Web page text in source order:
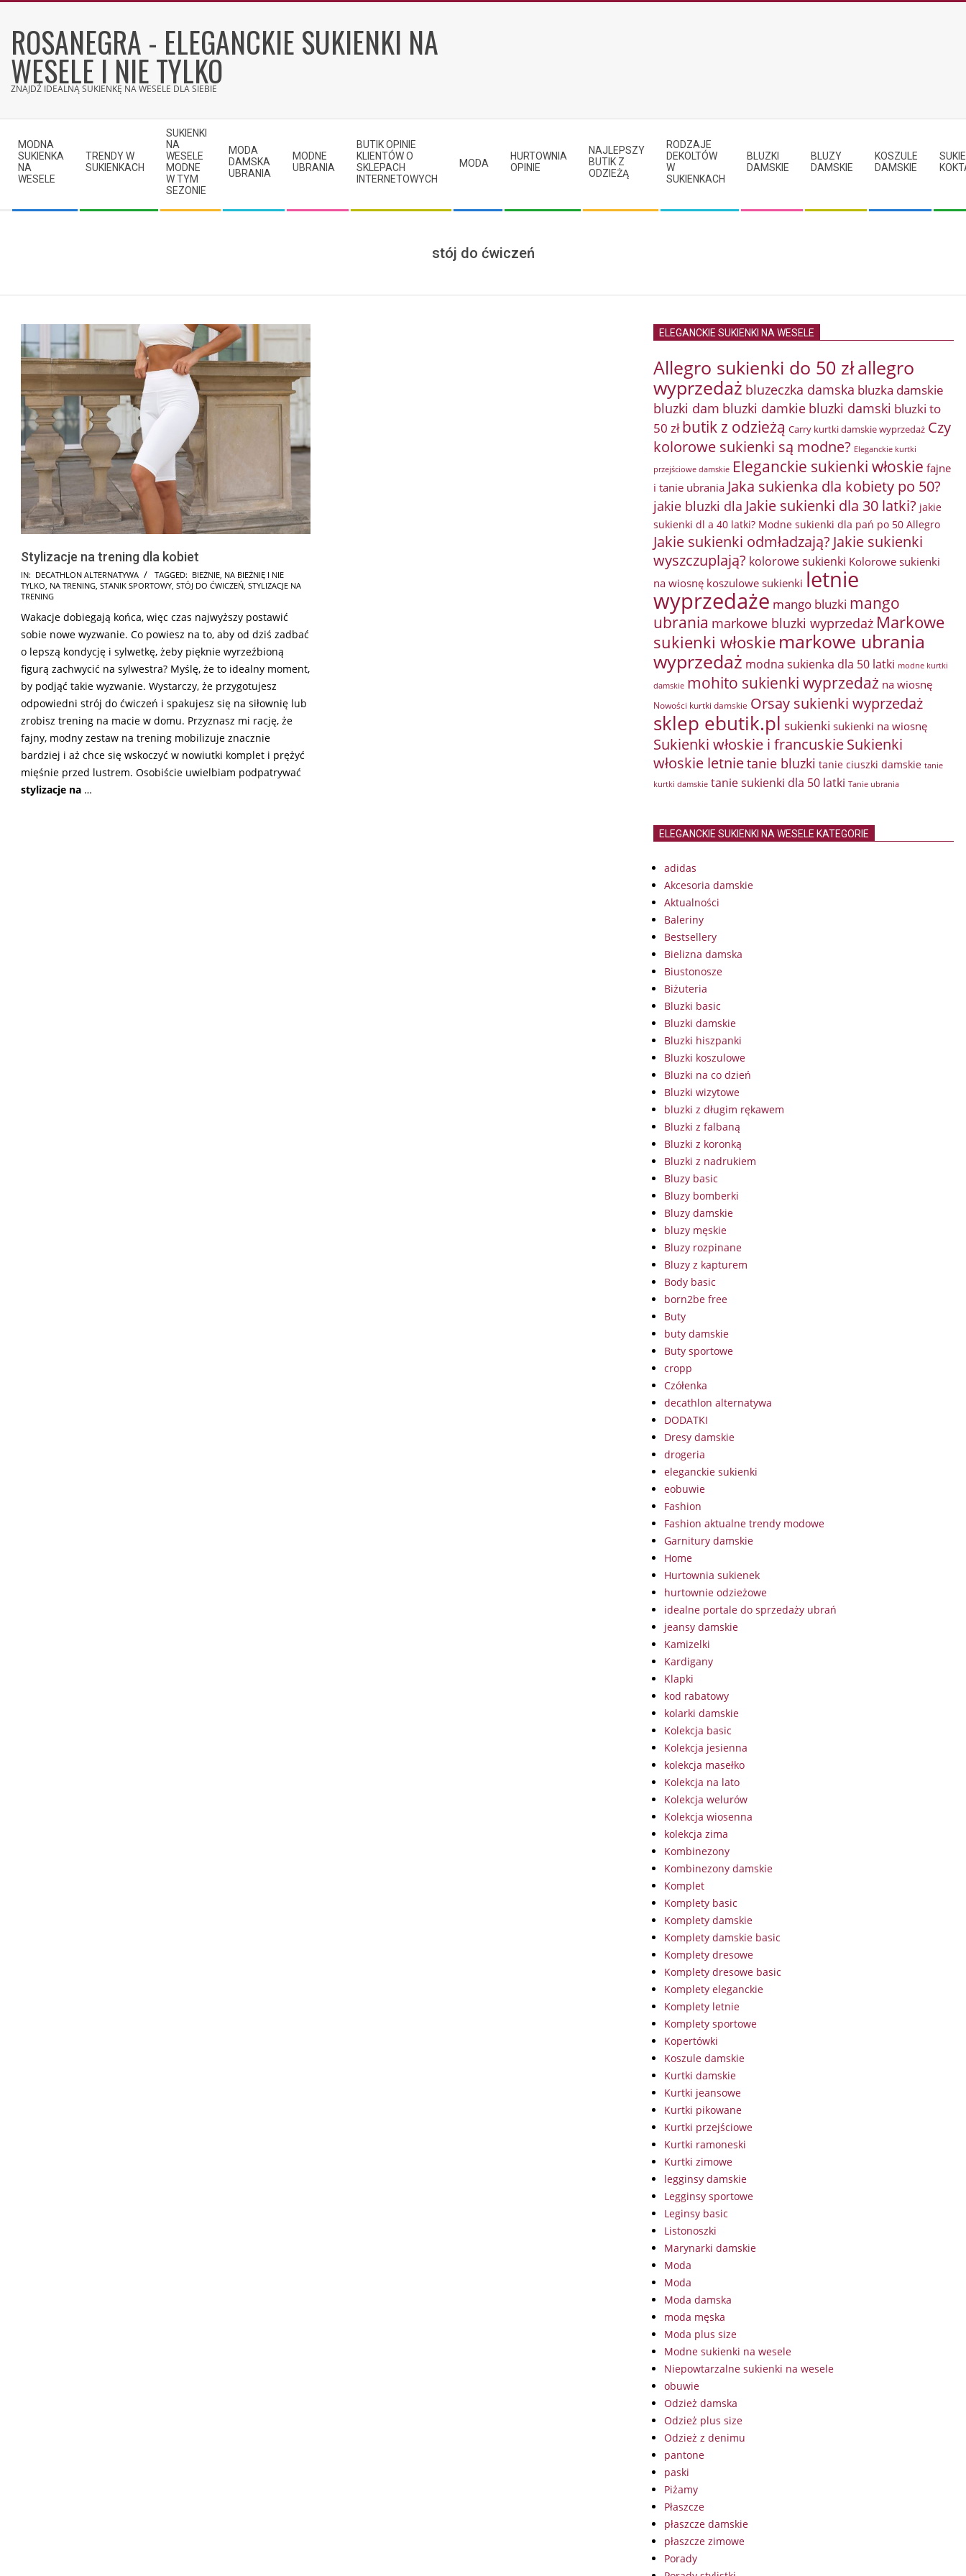
contentROSANEGRA - ELEGANCKIE SUKIENKI NA
WESELE I NIE TYLKO
ZNAJDŹ IDEALNĄ SUKIENKĘ NA WESELE DLA SIEBIE
Navigation
Menu
MODNA
SUKIENKA
NA
WESELE
TRENDY W
SUKIENKACH
SUKIENKI
NA
WESELE
MODNE
W TYM
SEZONIE
MODA
DAMSKA
UBRANIA
MODNE
UBRANIA
BUTIK OPINIE
KLIENTÓW O
SKLEPACH
INTERNETOWYCH
MODA
HURTOWNIA
OPINIE
NAJLEPSZY
BUTIK Z
ODZIEŻĄ
RODZAJE
DEKOLTÓW
W
SUKIENKACH
BLUZKI
DAMSKIE
BLUZY
DAMSKIE
KOSZULE
DAMSKIE
stój do ćwiczeń
Stylizacje na trening dla kobiet
2025-
12-
IN: DECATHLON ALTERNATYWA TAGGED: BIEŻNIE, NA BIEŻNIĘ I NIE
TYLKO, NA TRENING, STANIK SPORTOWY, STÓJ DO ĆWICZEŃ, STYLIZACJE NA
TRENING
Wakacje dobiegają końca, więc czas najwyższy postawić
sobie nowe wyzwanie. Co powiesz na to, aby od dziś zadbać
o lepszą kondycję i sylwetkę, żeby pięknie wyrzeźbioną
figurą zachwycić na sylwestra? Myślę, że to idealny moment,
by podjąć takie wyzwanie. Wystarczy, że przygotujesz
odpowiedni strój do ćwiczeń i spakujesz się na siłownię lub
zrobisz trening na macie w domu. Przyznasz mi rację, że
fajny, modny zestaw na trening mobilizuje znacznie
bardziej i aż chce się wskoczyć w nowiutki komplet i prężyć
mięśnie przed lustrem. Osobiście uwielbiam podpatrywać
stylizacje na …
ELEGANCKIE SUKIENKI NA WESELE
Allegro sukienki do 50 złallegro
wyprzedaż bluzeczka damska bluzka damskie
bluzki dam bluzki damkie bluzki damski bluzki to
50 zł butik z odzieżą Carry kurtki damskie wyprzedaż Czy
kolorowe sukienki są modne? Eleganckie kurtki
przejściowe damskie Eleganckie sukienki włoskie fajne
i tanie ubrania Jaka sukienka dla kobiety po 50?
jakie bluzki dla Jakie sukienki dla 30 latki? jakie
sukienki dl a 40 latki? Modne sukienki dla pań po 50 Allegro
Jakie sukienki odmładzają? Jakie sukienki
wyszczuplają? kolorowe sukienki Kolorowe sukienki
na wiosnę koszulowe sukienki letnie
wyprzedaże mango bluzki mango
ubrania markowe bluzki wyprzedaż Markowe
sukienki włoskie markowe ubrania
wyprzedaż modna sukienka dla 50 latki modne kurtki
damskie mohito sukienki wyprzedaż na wiosnę
Nowości kurtki damskie Orsay sukienki wyprzedaż
sklep ebutik.pl sukienki sukienki na wiosnę
Sukienki włoskie i francuskieSukienki
włoskie letnietanie bluzki tanie ciuszki damskie tanie
kurtki damskie tanie sukienki dla 50 latki Tanie ubrania
ELEGANCKIE SUKIENKI NA WESELE KATEGORIE
adidas
Akcesoria damskie
Aktualności
Baleriny
Bestsellery
Bielizna damska
Biustonosze
Biżuteria
Bluzki basic
Bluzki damskie
Bluzki hiszpanki
Bluzki koszulowe
Bluzki na co dzień
Bluzki wizytowe
bluzki z długim rękawem
Bluzki z falbaną
Bluzki z koronką
Bluzki z nadrukiem
Bluzy basic
Bluzy bomberki
Bluzy damskie
bluzy męskie
Bluzy rozpinane
Bluzy z kapturem
Body basic
born2be free
Buty
buty damskie
Buty sportowe
cropp
Czółenka
decathlon alternatywa
DODATKI
Dresy damskie
drogeria
eleganckie sukienki
eobuwie
Fashion
Fashion aktualne trendy modowe
Garnitury damskie
Home
Hurtownia sukienek
hurtownie odzieżowe
idealne portale do sprzedaży ubrań
jeansy damskie
Kamizelki
Kardigany
Klapki
kod rabatowy
kolarki damskie
Kolekcja basic
Kolekcja jesienna
kolekcja masełko
Kolekcja na lato
Kolekcja welurów
Kolekcja wiosenna
kolekcja zima
Kombinezony
Kombinezony damskie
Komplet
Komplety basic
Komplety damskie
Komplety damskie basic
Komplety dresowe
Komplety dresowe basic
Komplety eleganckie
Komplety letnie
Komplety sportowe
Kopertówki
Koszule damskie
Kurtki damskie
Kurtki jeansowe
Kurtki pikowane
Kurtki przejściowe
Kurtki ramoneski
Kurtki zimowe
legginsy damskie
Legginsy sportowe
Leginsy basic
Listonoszki
Marynarki damskie
Moda
Moda
Moda damska
moda męska
Moda plus size
Modne sukienki na wesele
Niepowtarzalne sukienki na wesele
obuwie
Odzież damska
Odzież plus size
Odzież z denimu
pantone
paski
Piżamy
Płaszcze
płaszcze damskie
płaszcze zimowe
Porady